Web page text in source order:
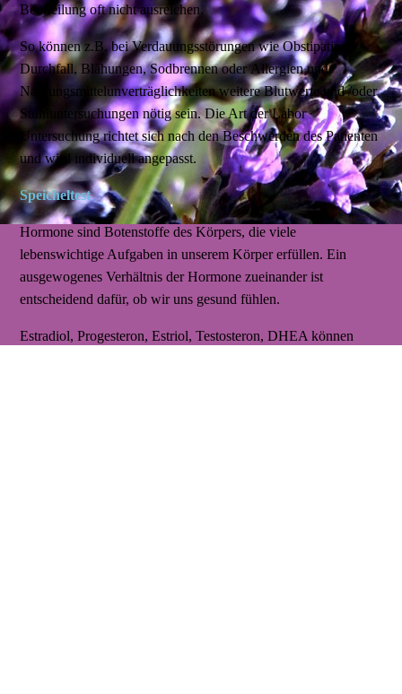
Beurteilung oft nicht ausreichen.
So können z.B. bei Verdauungsstörungen wie Obstipation,
Durchfall, Blähungen, Sodbrennen oder Allergien und
Nahrungsmittelunverträglichkeiten weitere Blutwerte und /oder
Stuhluntersuchungen nötig sein. Die Art der Labor
Untersuchung richtet sich nach den Beschwerden des Patienten
und wird individuell angepasst.
Speicheltest
Hormone sind Botenstoffe des Körpers, die viele
lebenswichtige Aufgaben in unserem Körper erfüllen. Ein
ausgewogenes Verhältnis der Hormone zueinander ist
entscheidend dafür, ob wir uns gesund fühlen.
Estradiol, Progesteron, Estriol, Testosteron, DHEA können